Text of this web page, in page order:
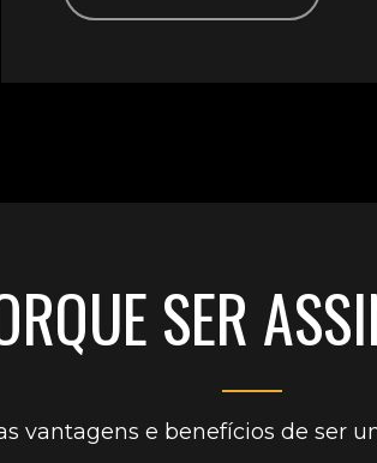
SER
vantagens e benefícios de ser